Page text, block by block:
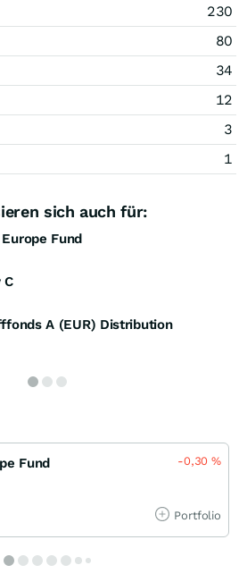
230
80
34
12
3
1
sich auch für:
Fund
C
A (EUR) Distribution
Fund -0,30%
Portfolio